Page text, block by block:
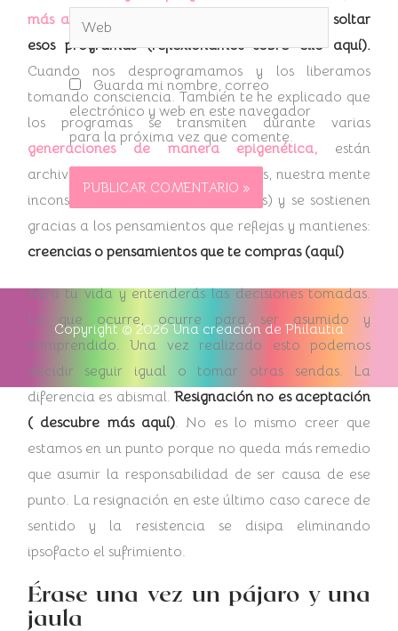
más aquí) que nos dirigen. Podemos decidir
soltar
esos programas (reflexionamos sobre ello aquí).
Cuando nos desprogramamos y los liberamos
tomando consciencia. También te he explicado que
los programas se transmiten durante varias
generaciones de manera epigenética, están
archivados en engramas, emociones, nuestra mente
inconsciente (llámalo como quieras) y se sostienen
gracias a los pensamientos que reflejas y mantienes:
creencias o pensamientos que te compras (aquí)
Mira tu vida y entenderás las decisiones tomadas.
Lo que ocurre, ocurre para ser asumido y
comprendido. Una vez realizado esto podemos
decidir seguir igual o tomar otras sendas. La
diferencia es abismal. Resignación no es aceptación
( descubre más aquí). No es lo mismo creer que
estamos en un punto porque no queda más remedio
que asumir la responsabilidad de ser causa de ese
punto. La resignación en este último caso carece de
sentido y la resistencia se disipa eliminando
ipsofacto el sufrimiento.
Érase una vez un pájaro y una
jaula
Web
Guarda mi nombre, correo
electrónico y web en este navegador
para la próxima vez que comente.
Copyright © 2026 Una creación de Philautia